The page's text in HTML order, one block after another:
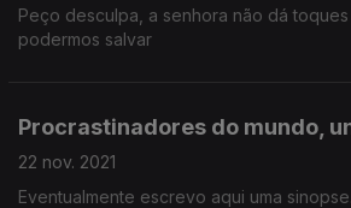
Peço desculpa, a senhora não dá
podermos salvar
Procrastinadores do mundo,
22 nov. 2021
Eventualmente escrevo aqui uma sinopse.